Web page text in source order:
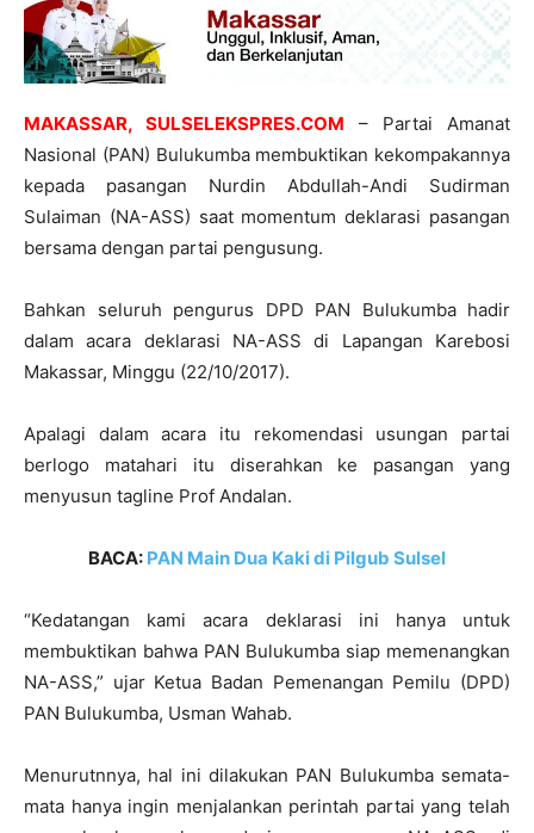
MAKASSAR, SULSELEKSPRES.COM
– Partai Amanat
Nasional (PAN) Bulukumba membuktikan kekompakannya
kepada pasangan Nurdin Abdullah-Andi Sudirman
Sulaiman (NA-ASS) saat momentum deklarasi pasangan
bersama dengan partai pengusung.
Bahkan seluruh pengurus DPD PAN Bulukumba hadir
dalam acara deklarasi NA-ASS di Lapangan Karebosi
Makassar, Minggu (22/10/2017).
Apalagi dalam acara itu rekomendasi usungan partai
berlogo matahari itu diserahkan ke pasangan yang
menyusun tagline Prof Andalan.
BACA: PAN Main Dua Kaki di Pilgub Sulsel
“Kedatangan kami acara deklarasi ini hanya untuk
membuktikan bahwa PAN Bulukumba siap memenangkan
NA-ASS,” ujar Ketua Badan Pemenangan Pemilu (DPD)
PAN Bulukumba, Usman Wahab.
Menurutnnya, hal ini dilakukan PAN Bulukumba semata-
mata hanya ingin menjalankan perintah partai yang telah